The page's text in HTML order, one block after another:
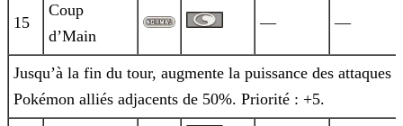
15
Coup
d’Main
— —
Jusqu’à la fin du tour, augmente la puissance des attaques
Pokémon alliés adjacents de 50%. Priorité : +5.